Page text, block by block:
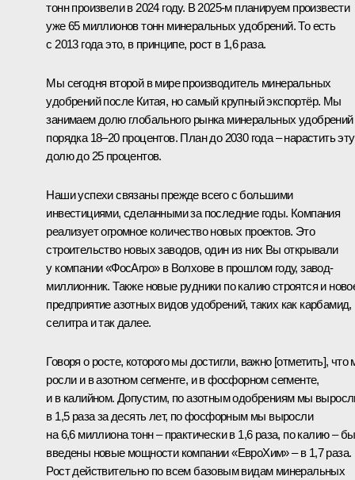
тонн произвели в 2024 году. В 2025-м планируем произвести
уже 65 миллионов тонн минеральных удобрений. То есть
с 2013 года это, в принципе, рост в 1,6 раза.
Мы сегодня второй в мире производитель минеральных
удобрений после Китая, но самый крупный экспортёр. Мы
занимаем долю глобального рынка минеральных удобрений
порядка 18–20 процентов. План до 2030 года – нарастить эту
долю до 25 процентов.
Наши успехи связаны прежде всего с большими
инвестициями, сделанными за последние годы. Компания
реализует огромное количество новых проектов. Это
строительство новых заводов, один из них Вы открывали
у компании «ФосАгро» в Волхове в прошлом году, завод-
миллионник. Также новые рудники по калию строятся и
предприятие азотных видов удобрений, таких как карбамид,
селитра и так далее.
Говоря о росте, которого мы достигли, важно [отметить], что
росли и в азотном сегменте, и в фосфорном сегменте,
и в калийном. Допустим, по азотным одобрениям мы
в 1,5 раза за десять лет, по фосфорным мы выросли
на 6,6 миллиона тонн – практически в 1,6 раза, по калию –
введены новые мощности компании «ЕвроХим» – в 1,7 раза.
Рост действительно по всем базовым видам минеральных